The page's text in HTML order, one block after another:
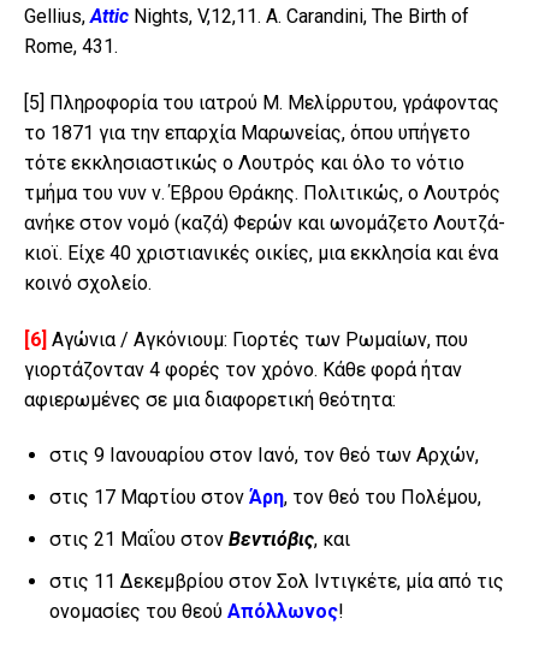
Gellius,Attic Nights, V,12,11. A. Carandini, The Birth of
Rome, 431.
[5] Πληροφορία του ιατρού Μ. Μελίρρυτου, γράφοντας
το 1871 για την επαρχία Μαρωνείας, όπου υπήγετο
τότε εκκλησιαστικώς ο Λουτρός και όλο το νότιο
τμήμα του νυν ν. Έβρου Θράκης. Πολιτικώς, ο Λουτρός
ανήκε στον νομό (καζά) Φερών και ωνομάζετο Λουτζά-
κιοϊ. Είχε 40 χριστιανικές οικίες, μια εκκλησία και ένα
κοινό σχολείο.
[6] Αγώνια / Αγκόνιουμ: Γιορτές των Ρωμαίων, που
γιορτάζονταν 4 φορές τον χρόνο. Κάθε φορά ήταν
αφιερωμένες σε μια διαφορετική θεότητα:
στις 9 Ιανουαρίου στον Ιανό, τον θεό των Αρχών,
στις 17 Μαρτίου στον Άρη, τον θεό του Πολέμου,
στις 21 Μαΐου στον Βεντιόβις, και
στις 11 Δεκεμβρίου στον Σολ Ιντιγκέτε, μία από τις
ονομασίες του θεού Απόλλωνος!